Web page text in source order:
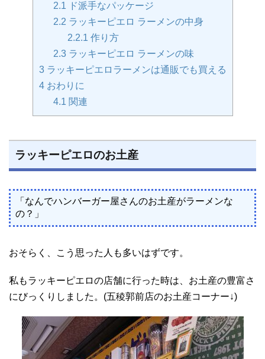
2.1 ド派手なパッケージ
2.2 ラッキーピエロ ラーメンの中身
2.2.1 作り方
2.3ラッキーピエロ ラーメンの味
3ラッキーピエロラーメンは通販でも買える
4おわりに
4.1 関連
ラッキーピエロのお土産
「なんでハンバーガー屋さんのお土産がラーメンな
の？」
おそらく、こう思った人も多いはずです。
私もラッキーピエロの店舗に行った時は、お土産の豊富さ
にびっくりしました。(五稜郭前店のお土産コーナー↓)